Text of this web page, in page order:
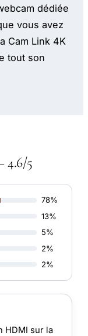
dédiée
vous avez
Cam Link 4K
tout son
4.6/5
78%
13%
5%
2%
2%
HDMI sur la